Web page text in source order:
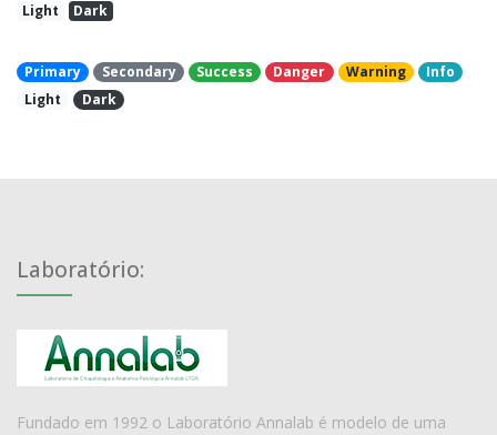
Light
Dark
Primary Secondary Success Danger Warning
Info
Light
Dark
Laboratório:
Fundado em 1992 o Laboratório Annalab é modelo de uma